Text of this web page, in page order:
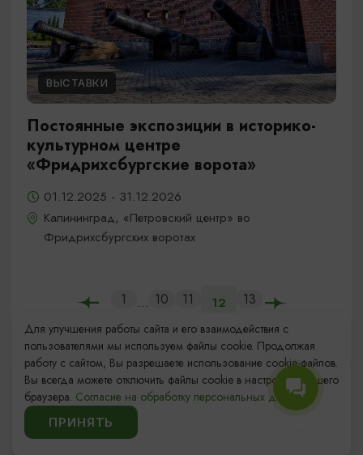
ВЫСТАВКИ
Постоянные экспозиции в историко-
культурном центре
«Фридрихсбургские ворота»
01.12.2025 - 31.12.2026
Калининград, «Петровский центр» во
Фридрихсбургских воротах
1 ... 10 11 12 13
ИЩИТЕ ТАКЖЕ НА НАШЕМ САЙТЕ
Для улучшения работы сайта и его взаимодействия с
пользователями мы используем файлы cookie. Продолжая
работу с сайтом, Вы разрешаете использование cookie-файлов.
Вы всегда можете отключить файлы cookie в настройках Вашего
браузера. Согласие на обработку персональных данных.
ПРИНЯТЬ